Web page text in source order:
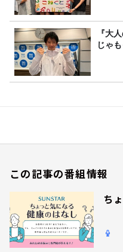
『大
じゃ
この記事の番組情報
ち